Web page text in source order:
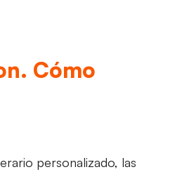
Cómo
personalizado, las